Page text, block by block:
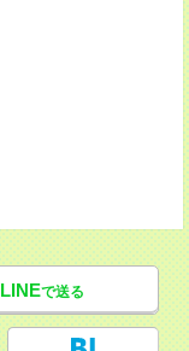
LINEで送る